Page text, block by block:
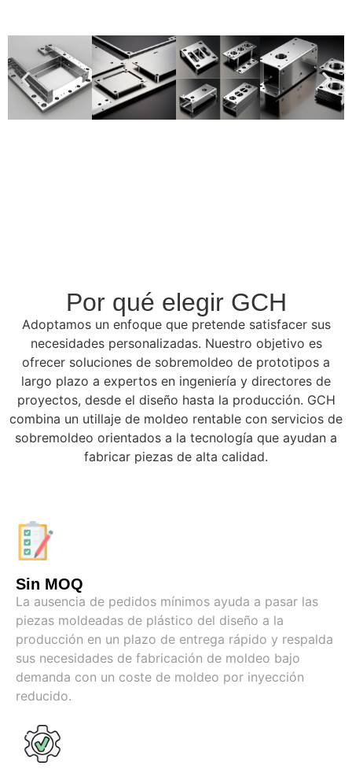
Por qué elegir GCH
Adoptamos un enfoque que pretende satisfacer sus
necesidades personalizadas. Nuestro objetivo es
ofrecer soluciones de sobremoldeo de prototipos a
largo plazo a expertos en ingeniería y directores de
proyectos, desde el diseño hasta la producción. GCH
combina un utillaje de moldeo rentable con servicios de
sobremoldeo orientados a la tecnología que ayudan a
fabricar piezas de alta calidad.
Sin MOQ
La ausencia de pedidos mínimos ayuda a pasar las
piezas moldeadas de plástico del diseño a la
producción en un plazo de entrega rápido y respalda
sus necesidades de fabricación de moldeo bajo
demanda con un coste de moldeo por inyección
reducido.